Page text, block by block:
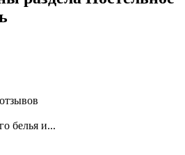
белья и...